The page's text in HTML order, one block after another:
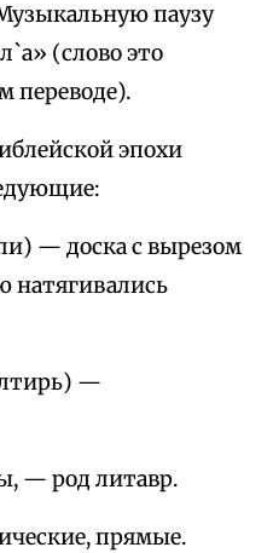
паузу
(слово это
переводе).
эпохи
— доска с вырезом
натягивались
—
— род литавр.
прямые.